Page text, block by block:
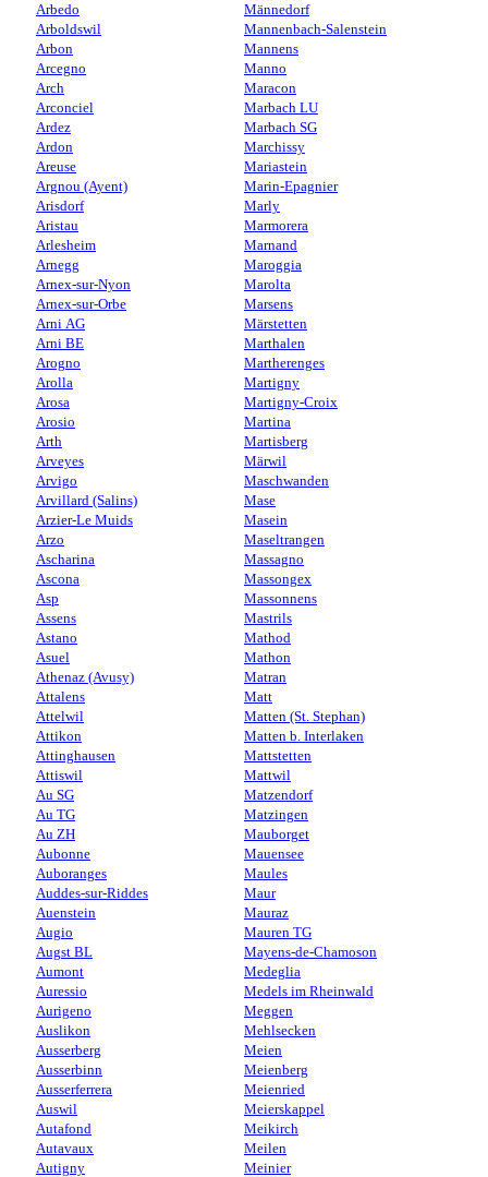
Arbedo
Arboldswil
Arbon
Arcegno
Arch
Arconciel
Ardez
Ardon
Areuse
Argnou (Ayent)
Arisdorf
Aristau
Arlesheim
Arnegg
Arnex-sur-Nyon
Arnex-sur-Orbe
Arni AG
Arni BE
Arogno
Arolla
Arosa
Arosio
Arth
Arveyes
Arvigo
Arvillard (Salins)
Arzier-Le Muids
Arzo
Ascharina
Ascona
Asp
Assens
Astano
Asuel
Athenaz (Avusy)
Attalens
Attelwil
Attikon
Attinghausen
Attiswil
Au SG
Au TG
Au ZH
Aubonne
Auboranges
Auddes-sur-Riddes
Auenstein
Augio
Augst BL
Aumont
Auressio
Aurigeno
Auslikon
Ausserberg
Ausserbinn
Ausserferrera
Auswil
Autafond
Autavaux
Autigny
Männedorf
Mannenbach-Salenstein
Mannens
Manno
Maracon
Marbach LU
Marbach SG
Marchissy
Mariastein
Marin-Epagnier
Marly
Marmorera
Marnand
Maroggia
Marolta
Marsens
Märstetten
Marthalen
Martherenges
Martigny
Martigny-Croix
Martina
Martisberg
Märwil
Maschwanden
Mase
Masein
Maseltrangen
Massagno
Massongex
Massonnens
Mastrils
Mathod
Mathon
Matran
Matt
Matten (St. Stephan)
Matten b. Interlaken
Mattstetten
Mattwil
Matzendorf
Matzingen
Mauborget
Mauensee
Maules
Maur
Mauraz
Mauren TG
Mayens-de-Chamoson
Medeglia
Medels im Rheinwald
Meggen
Mehlsecken
Meien
Meienberg
Meienried
Meierskappel
Meikirch
Meilen
Meinier